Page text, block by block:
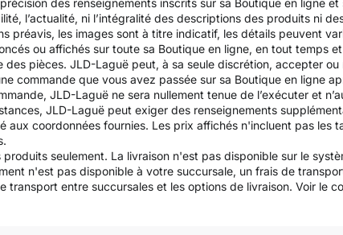
des renseignements inscrits sur sa Boutique en ligne
l’actualité, ni l’intégralité des descriptions des produits ni
préavis, les images sont à titre indicatif, les détails peuvent
ou affichés sur toute sa Boutique en ligne, en tout temps
pièces. JLD-Laguë peut, à sa seule discrétion, accepter
commande que vous avez passée sur sa Boutique en ligne
JLD-Laguë ne sera nullement tenue de l’exécuter et
JLD-Laguë peut exiger des renseignements
aux coordonnées fournies. Les prix affichés n'incluent pas
seulement. La livraison n'est pas disponible sur le
n'est pas disponible à votre succursale, un frais de
transport entre succursales et les options de livraison. Voir le